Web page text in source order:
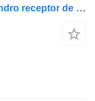
Volvo FM7 (01.98-12.01) 1628218 cilindro receptor de embrague para Volvo FM7-FM12, FM, FMX (1998-2014) cabeza tractora